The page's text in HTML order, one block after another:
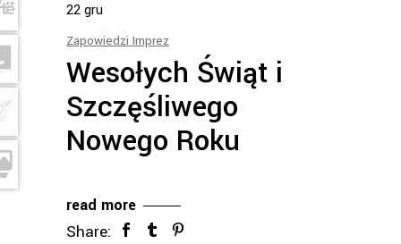
22gru
Zapowiedzi Imprez
Wesołych Świąt i
Szczęśliwego
Nowego Roku
read more
Share: